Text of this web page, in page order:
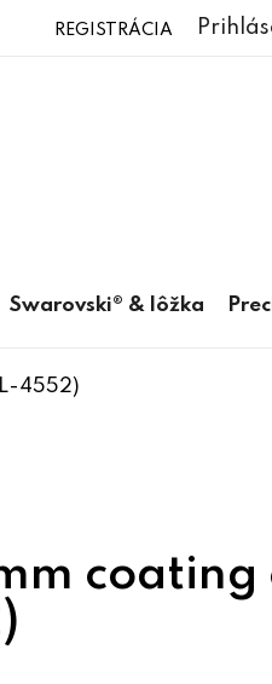
REGISTRÁCIA
Swarovski® & lôžka
4552)
coating